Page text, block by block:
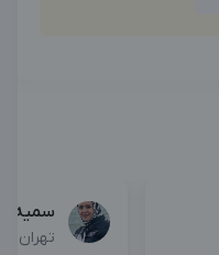
سمیه
تهران ,